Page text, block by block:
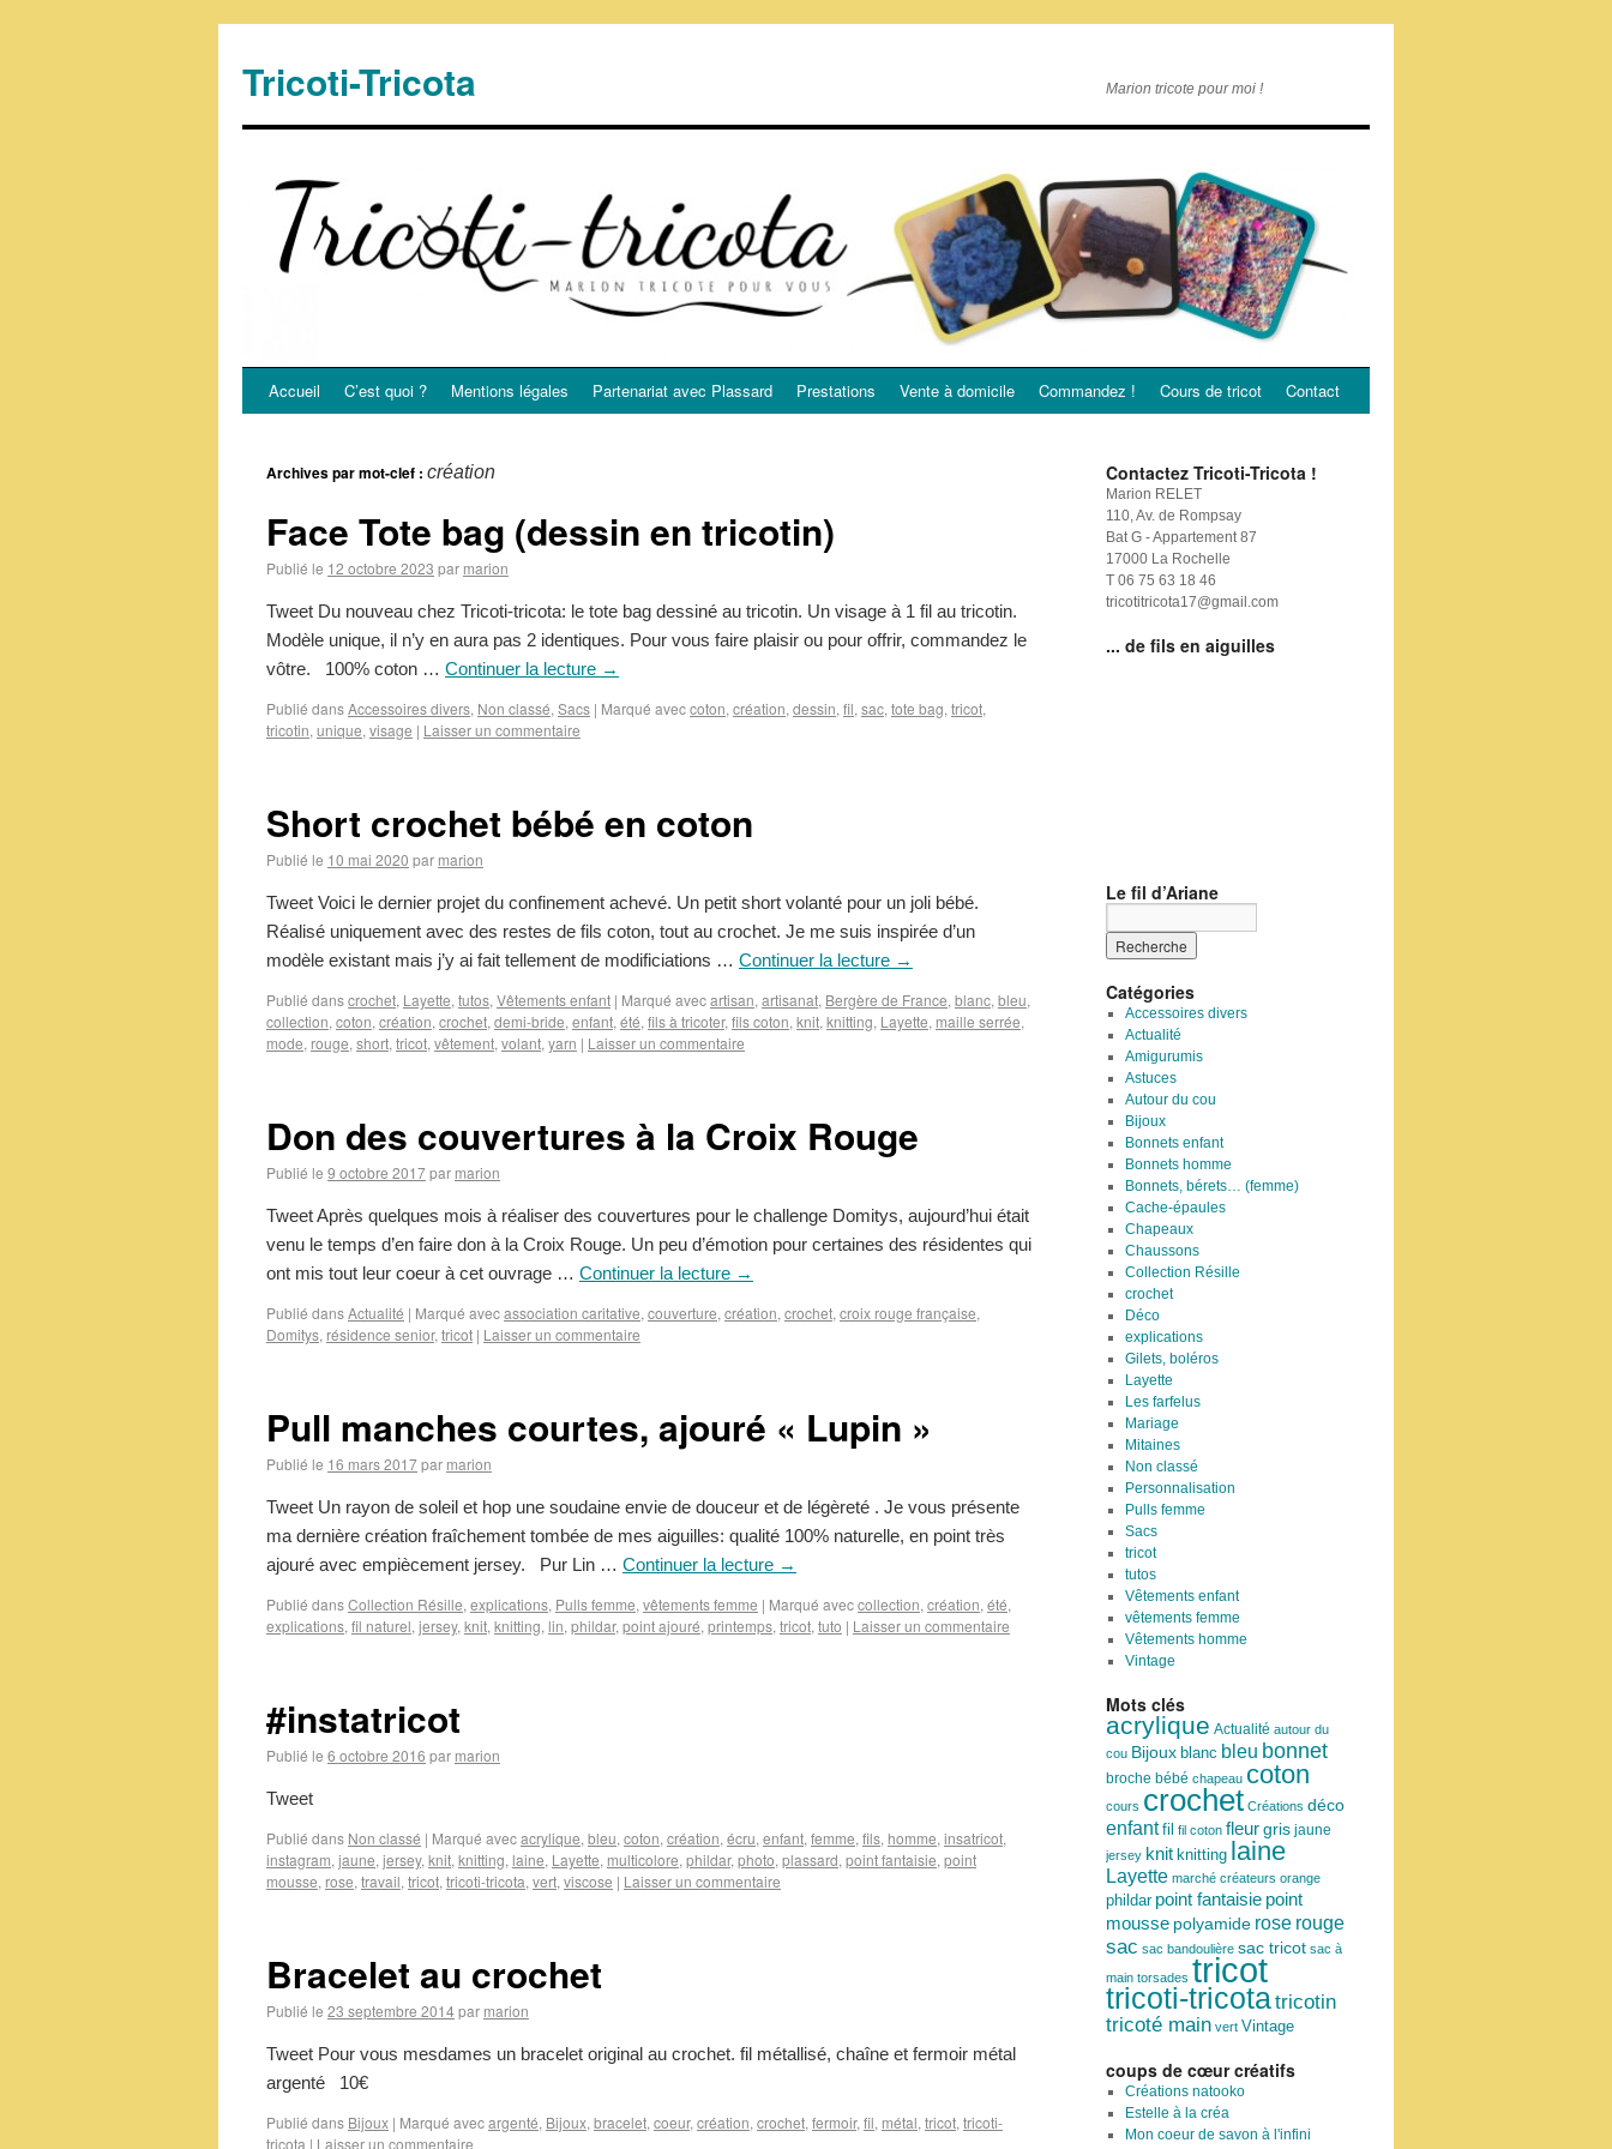
Tricoti-Tricota Marion tricote pour moi !
Accueil C’est quoi ? Mentions légales Partenariat avec Plassard Prestations Vente à domicile Commandez ! Cours de tricot Contact
Archives par mot-clef : création
Face Tote bag (dessin en tricotin)
Publié le 12 octobre 2023 par marion
Tweet Du nouveau chez Tricoti-tricota: le tote bag dessiné au tricotin. Un visage à 1 fil au tricotin.
Modèle unique, il n’y en aura pas 2 identiques. Pour vous faire plaisir ou pour offrir, commandez le
vôtre. 100% coton … Continuer la lecture →
Publié dansAccessoires divers, Non classé, Sacs | Marqué aveccoton, création, dessin, fil, sac, tote bag, tricot,
tricotin, unique, visage | Laisser un commentaire
Short crochet bébé en coton
Publié le 10 mai 2020 par marion
Tweet Voici le dernier projet du confinement achevé. Un petit short volanté pour un joli bébé.
Réalisé uniquement avec des restes de fils coton, tout au crochet. Je me suis inspirée d’un
modèle existant mais j’y ai fait tellement de modificiations … Continuer la lecture →
Publié danscrochet, Layette, tutos, Vêtements enfant | Marqué avecartisan, artisanat, Bergère de France, blanc, bleu,
collection, coton, création, crochet, demi-bride, enfant, été, fils à tricoter, fils coton, knit, knitting, Layette, maille serrée,
mode, rouge, short, tricot, vêtement, volant, yarn | Laisser un commentaire
Don des couvertures à la Croix Rouge
Publié le 9 octobre 2017par marion
Tweet Après quelques mois à réaliser des couvertures pour le challenge Domitys, aujourd’hui était
venu le temps d’en faire don à la Croix Rouge. Un peu d’émotion pour certaines des résidentes qui
ont mis tout leur coeur à cet ouvrage … Continuer la lecture →
Publié dansActualité | Marqué avecassociation caritative, couverture, création, crochet, croix rouge française,
Domitys, résidence senior, tricot | Laisser un commentaire
Pull manches courtes, ajouré « Lupin »
Publié le 16 mars 2017par marion
Tweet Un rayon de soleil et hop une soudaine envie de douceur et de légèreté . Je vous présente
ma dernière création fraîchement tombée de mes aiguilles: qualité 100% naturelle, en point très
ajouré avec empiècement jersey. Pur Lin … Continuer la lecture →
Publié dansCollection Résille, explications, Pulls femme, vêtements femme | Marqué aveccollection, création, été,
explications, fil naturel, jersey, knit, knitting, lin, phildar, point ajouré, printemps, tricot, tuto | Laisser un commentaire
#instatricot
Publié le 6 octobre 2016 par marion
Tweet
Publié dans Non classé | Marqué avecacrylique, bleu, coton, création, écru, enfant, femme, fils, homme, insatricot,
instagram, jaune, jersey, knit, knitting, laine, Layette, multicolore, phildar, photo, plassard, point fantaisie, point
mousse, rose, travail, tricot, tricoti-tricota, vert, viscose | Laisser un commentaire
Bracelet au crochet
Publié le 23 septembre 2014par marion
Tweet Pour vous mesdames un bracelet original au crochet. fil métallisé, chaîne et fermoir métal
argenté 10€
Publié dans Bijoux | Marqué avecargenté, Bijoux, bracelet, coeur, création, crochet, fermoir, fil, métal, tricot, tricoti-
tricota | Laisser un commentaire
Contactez Tricoti-Tricota !
Marion RELET
110, Av. de Rompsay
Bat G - Appartement 87
17000 La Rochelle
T 06 75 63 18 46
tricotitricota17@gmail.com
... de fils en aiguilles
Le fil d’Ariane
Catégories
Accessoires divers
Actualité
Amigurumis
Astuces
Autour du cou
Bijoux
Bonnets enfant
Bonnets homme
Bonnets, bérets… (femme)
Cache-épaules
Chapeaux
Chaussons
Collection Résille
crochet
Déco
explications
Gilets, boléros
Layette
Les farfelus
Mariage
Mitaines
Non classé
Personnalisation
Pulls femme
Sacs
tricot
tutos
Vêtements enfant
vêtements femme
Vêtements homme
Vintage
Mots clés
acrylique Actualité autour du
cou Bijoux blanc bleu bonnet
broche bébé chapeau coton
cours crochet Créations déco
enfant fil fil coton fleur gris jaune
jersey knit knitting laine
Layette marché créateurs orange
phildar point fantaisie point
mousse polyamide rose rouge
sac sac bandoulière sac tricot sac à
main torsades tricot
tricoti-tricotatricotin
tricoté main vert Vintage
coups de cœur créatifs
Créations natooko
Estelle à la créa
Mon coeur de savon à l'infini